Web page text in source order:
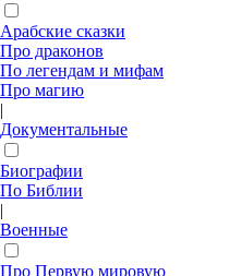
Арабские сказки
Про драконов
По легендам и мифам
Про магию
|
Документальные
Биографии
По Библии
|
Военные
Про Первую мировую